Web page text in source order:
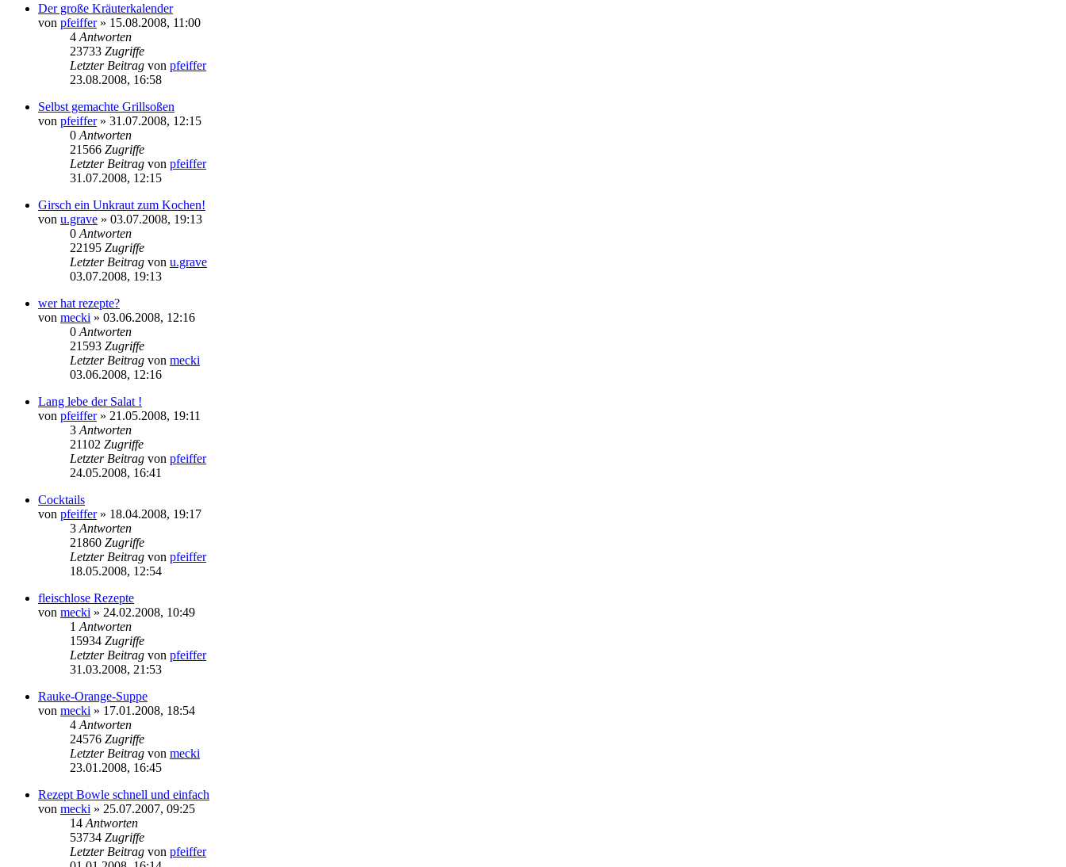
Der große Kräuterkalender
von pfeiffer» 15.08.2008, 11:00
4 Antworten
23733 Zugriffe
Letzter Beitrag von pfeiffer
23.08.2008, 16:58
Selbst gemachte Grillsoßen
von pfeiffer» 31.07.2008, 12:15
0 Antworten
21566 Zugriffe
Letzter Beitrag von pfeiffer
31.07.2008, 12:15
Girsch ein Unkraut zum Kochen!
von u.grave » 03.07.2008, 19:13
0 Antworten
22195 Zugriffe
Letzter Beitrag von u.grave
03.07.2008, 19:13
wer hat rezepte?
von mecki » 03.06.2008, 12:16
0 Antworten
21593 Zugriffe
Letzter Beitrag von mecki
03.06.2008, 12:16
Lang lebe der Salat !
von pfeiffer» 21.05.2008, 19:11
3 Antworten
21102 Zugriffe
Letzter Beitrag von pfeiffer
24.05.2008, 16:41
Cocktails
von pfeiffer» 18.04.2008, 19:17
3 Antworten
21860 Zugriffe
Letzter Beitrag von pfeiffer
18.05.2008, 12:54
fleischlose Rezepte
von mecki » 24.02.2008, 10:49
1 Antworten
15934 Zugriffe
Letzter Beitrag von pfeiffer
31.03.2008, 21:53
Rauke-Orange-Suppe
von mecki » 17.01.2008, 18:54
4 Antworten
24576 Zugriffe
Letzter Beitrag von mecki
23.01.2008, 16:45
Rezept Bowle schnell und einfach
von mecki » 25.07.2007, 09:25
14 Antworten
53734 Zugriffe
Letzter Beitrag von pfeiffer